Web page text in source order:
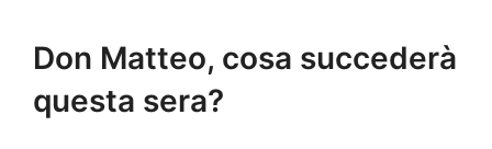
Don Matteo, cosa succederà
questa sera?